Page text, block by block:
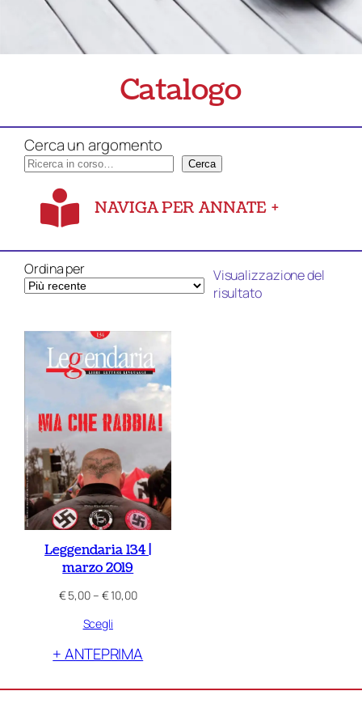
Catalogo
Cerca un argomento
Cerca
NAVIGA PER ANNATE +
Ordina per
Visualizzazione del
risultato
Leggendaria 134 |
marzo 2019
€5,00– €10,00Fascia
€ 5,00
€ 10,00
Scegli
+ ANTEPRIMA